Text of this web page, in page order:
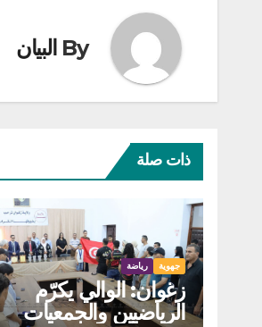
By البيان
ذات صلة
جهوية رياضة
زغوان: الوالي يكرّم
الرياضيين والجمعيات